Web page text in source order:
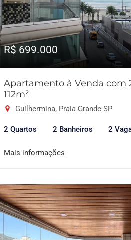
R$ 699.000
Apartamento à Venda com
112m²
Guilhermina, Praia Grande-SP
2 Quartos 2 Banheiros 2
Mais informações